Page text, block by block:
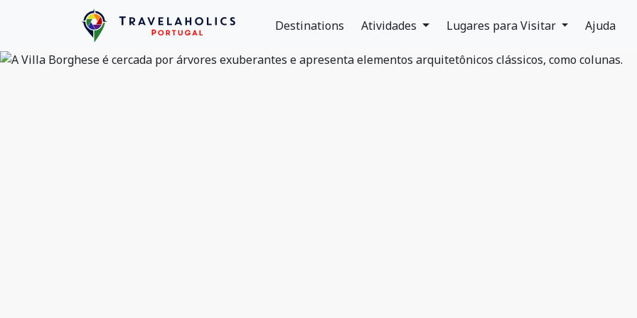
Destinations Atividades Lugares para Visitar Ajuda